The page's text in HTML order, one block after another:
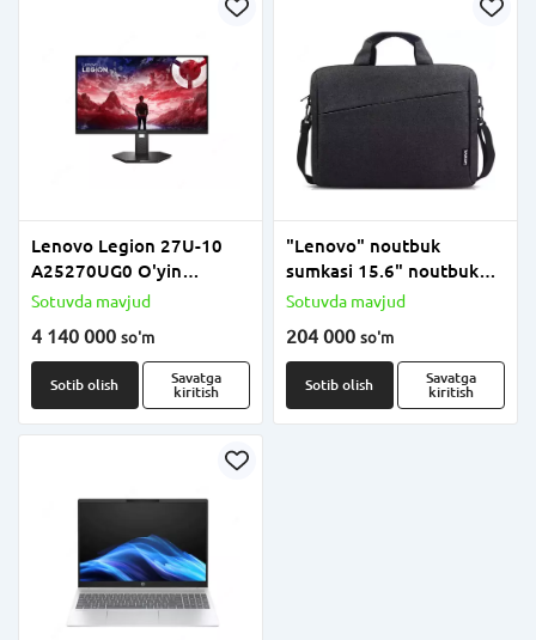
Lenovo Legion 27U-10
A25270UG0 O'yin
Monitori, 27" HDMI
67D1GAC1EU) Qora
Sotuvda mavjud
4 140 000 so'm
Sotib olish
Savatga
kiritish
"Lenovo" noutbuk
sumkasi 15.6" noutbuk
kundalik yuklagichi T210
GX40Q17229)
Sotuvda mavjud
204 000 so'm
Sotib olish
Savatga
kiritish